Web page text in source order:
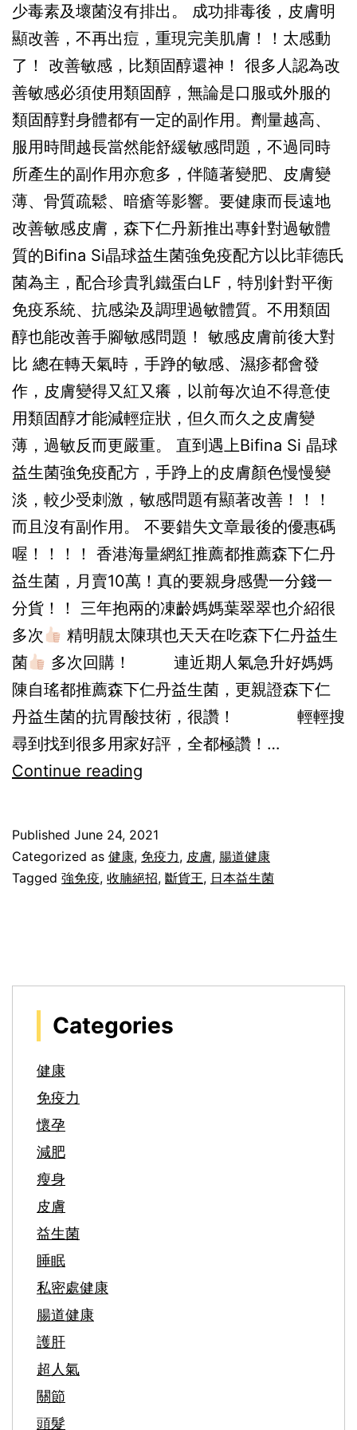
少毒素及壞菌沒有排出。 成功排毒後，皮膚明
顯改善，不再出痘，重現完美肌膚！！太感動
了！ 改善敏感，比類固醇還神！ 很多人認為改
善敏感必須使用類固醇，無論是口服或外服的
類固醇對身體都有一定的副作用。劑量越高、
服用時間越長當然能舒緩敏感問題，不過同時
所產生的副作用亦愈多，伴隨著變肥、皮膚變
薄、骨質疏鬆、暗瘡等影響。要健康而長遠地
改善敏感皮膚，森下仁丹新推出專針對過敏體
質的Bifina Si晶球益生菌強免疫配方以比菲德氏
菌為主，配合珍貴乳鐵蛋白LF，特別針對平衡
免疫系統、抗感染及調理過敏體質。不用類固
醇也能改善手腳敏感問題！ 敏感皮膚前後大對
比 總在轉天氣時，手踭的敏感、濕疹都會發
作，皮膚變得又紅又癢，以前每次迫不得意使
用類固醇才能減輕症狀，但久而久之皮膚變
薄，過敏反而更嚴重。 直到遇上Bifina Si 晶球
益生菌強免疫配方，手踭上的皮膚顏色慢慢變
淡，較少受刺激，敏感問題有顯著改善！！！
而且沒有副作用。 不要錯失文章最後的優惠碼
喔！！！！ 香港海量網紅推薦都推薦森下仁丹
益生菌，月賣10萬！真的要親身感覺一分錢一
分貨！！ 三年抱兩的凍齡媽媽葉翠翠也介紹很
多次
精明靚太陳琪也天天在吃森下仁丹益生
菌
多次回購！ 連近期人氣急升好媽媽
陳自瑤都推薦森下仁丹益生菌，更親證森下仁
丹益生菌的抗胃酸技術，很讚！ 輕輕搜
尋到找到很多用家好評，全都極讚！…
Continue reading
不
運
腩
絕
Published June 24, 2021
Categorized as 健康, 免疫力, 皮膚, 腸道健康
Tagged 強免疫, 收腩絕招, 斷貨王, 日本益生菌
Categories
健康
免疫力
懷孕
減肥
瘦身
皮膚
益生菌
睡眠
私密處健康
腸道健康
護肝
超人氣
關節
頭髮